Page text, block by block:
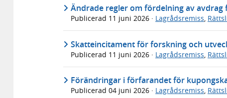
Ändrade regler om fördelning av
Publicerad 11 juni 2026 · Lagrådsremiss,
Skatteincitament för forskning och
Publicerad 11 juni 2026 · Lagrådsremiss
Förändringar i förfarandet för
Publicerad 04 juni 2026 · Lagrådsremiss,